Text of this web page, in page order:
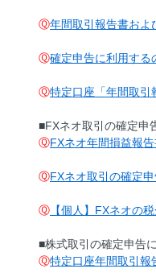
Ⓠ年間取引報告書およ
Ⓠ確定申告に利用する
Ⓠ特定口座「年間取引
■FXネオ取引の確定申
ⓆFXネオ年間損益報
ⓆFXネオ取引の確定
Ⓠ 【個人】FXネオの
■株式取引の確定申告
Ⓠ特定口座年間取引報